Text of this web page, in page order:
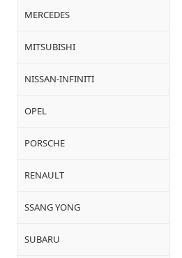
MERCEDES
MITSUBISHI
NISSAN-INFINITI
OPEL
PORSCHE
RENAULT
SSANG YONG
SUBARU